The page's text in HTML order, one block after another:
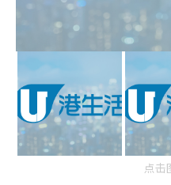
点击